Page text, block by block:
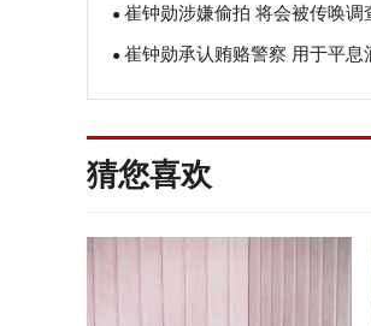
● 崔钟勋涉嫌偷拍 将会被传唤调
● 崔钟勋承认贿赂警察 用于平息
猜您喜欢